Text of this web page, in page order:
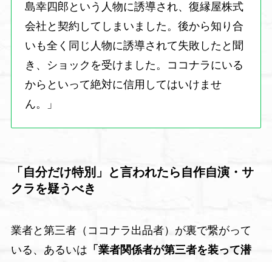
島幸四郎という人物に誘導され、復縁屋株式
会社と契約してしまいました。後から知り合
いも全く同じ人物に誘導されて失敗したと聞
き、ショックを受けました。ココナラにいる
からといって絶対に信用してはいけませ
ん。」
「自分だけ特別」と言われたら自作自演・サ
クラを疑うべき
業者と第三者（ココナラ出品者）が裏で繋がって
いる、あるいは 「業者関係者が第三者を装って潜